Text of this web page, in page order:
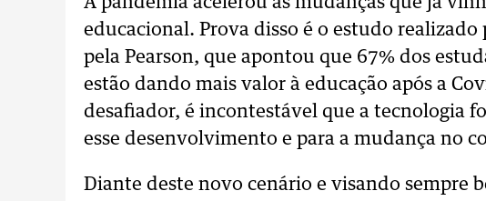
educacional. Prova disso é o estudo realizado
pela Pearson, que apontou que 67% dos
estão dando mais valor à educação após a
desafiador, é incontestável que a tecnologia
esse desenvolvimento e para a mudança no
Diante deste novo cenário e visando sempre